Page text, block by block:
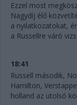
Ezzel most
Nagydíj élő
a nyilatkozatokat,
a Russellre váró
18:41
Russell második,
Hamilton,
holland az utolsó